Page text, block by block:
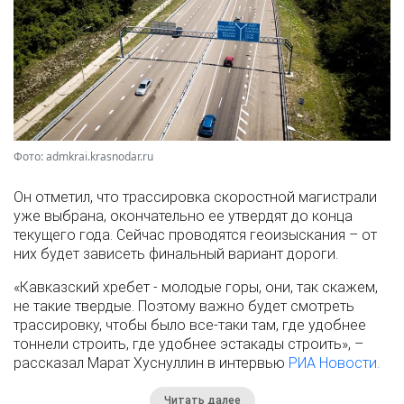
Фото: admkrai.krasnodar.ru
Он отметил, что трассировка скоростной магистрали
уже выбрана, окончательно ее утвердят до конца
текущего года. Сейчас проводятся геоизыскания – от
них будет зависеть финальный вариант дороги.
«Кавказский хребет - молодые горы, они, так скажем,
не такие твердые. Поэтому важно будет смотреть
трассировку, чтобы было все-таки там, где удобнее
тоннели строить, где удобнее эстакады строить», –
рассказал Марат Хуснуллин в интервью РИА Новости.
Читать далее